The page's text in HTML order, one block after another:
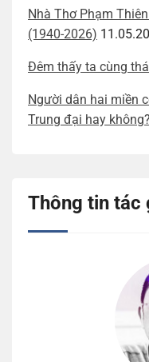
Nhà Thơ Phạm
(1940-2026)
Đêm thấy ta cùng
Người dân hai miền
Trung đại hay không?
Thông tin tác